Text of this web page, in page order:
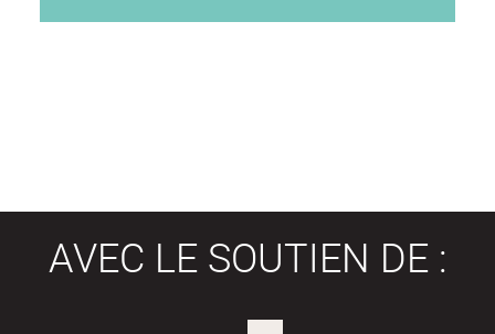
AVEC LE SOUTIEN DE :